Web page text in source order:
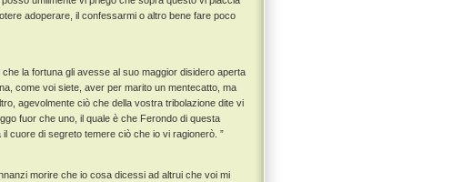
adoperare, il confessarmi o altro bene fare poco
la fortuna gli avesse al suo maggior disidero aperta
come voi siete, aver per marito un mentecatto, ma
agevolmente ciò che della vostra tribolazione dite vi
fuor che uno, il quale è che Ferondo di questa
cuore di segreto temere ciò che io vi ragionerò. ”
morire che io cosa dicessi ad altrui che voi mi